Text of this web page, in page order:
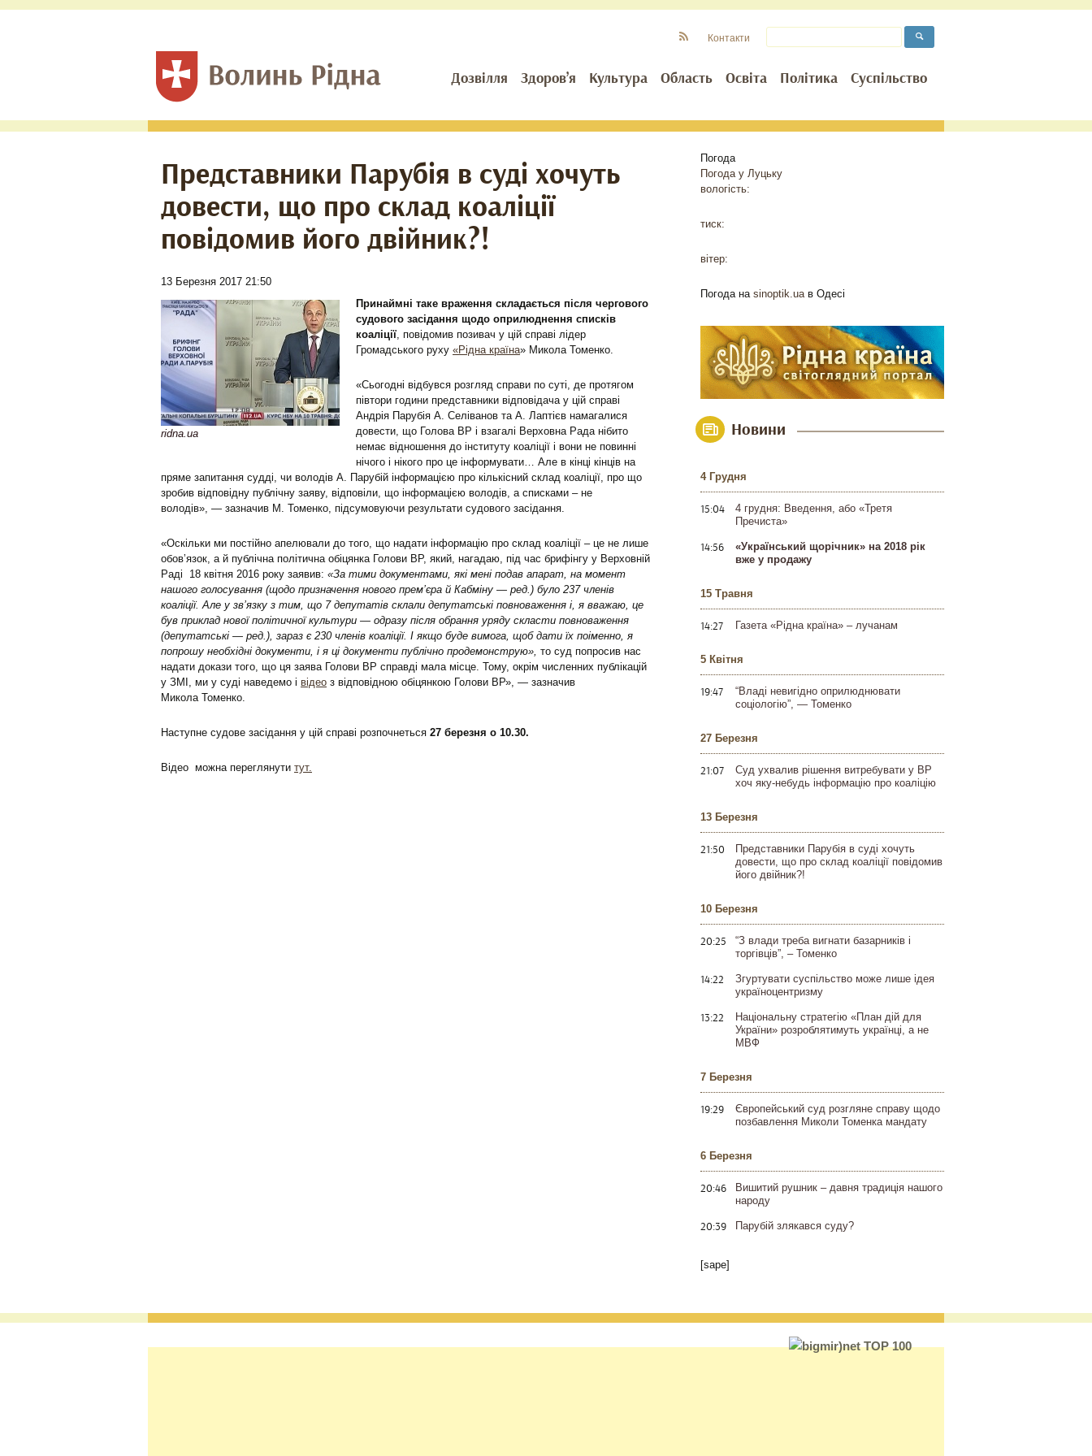
Дозвілля Здоров’я Культура Область Освіта Політика Суспільство
Контакти
Представники Парубія в суді хочуть
довести, що про склад коаліції
повідомив його двійник?!
13 Березня 2017 21:50
ridna.ua
Принаймні таке враження складається після чергового
судового засідання щодо оприлюднення списків
коаліції, повідомив позивач у цій справі лідер
Громадського руху «Рідна країна» Микола Томенко.
«Сьогодні відбувся розгляд справи по суті, де протягом
півтори години представники відповідача у цій справі
Андрія Парубія А. Селіванов та А. Лаптієв намагалися
довести, що Голова ВР і взагалі Верховна Рада нібито
немає відношення до інституту коаліції і вони не повинні
нічого і нікого про це інформувати… Але в кінці кінців на
пряме запитання судді, чи володів А. Парубій інформацією про кількісний склад коаліції, про що
зробив відповідну публічну заяву, відповіли, що інформацією володів, а списками – не
володів», — зазначив М. Томенко, підсумовуючи результати судового засідання.
«Оскільки ми постійно апелювали до того, що надати інформацію про склад коаліції – це не лише
обовʼязок, а й публічна політична обіцянка Голови ВР, який, нагадаю, під час брифінгу у Верховній
Раді 18 квітня 2016 року заявив: «За тими документами, які мені подав апарат, на момент
нашого голосування (щодо призначення нового прем’єра й Кабміну — ред.) було 237 членів
коаліції. Але у зв’язку з тим, що 7 депутатів склали депутатські повноваження і, я вважаю, це
був приклад нової політичної культури — одразу після обрання уряду скласти повноваження
(депутатські — ред.), зараз є 230 членів коаліції. І якщо буде вимога, щоб дати їх поіменно, я
попрошу необхідні документи, і я ці документи публічно продемонструю», то суд попросив нас
надати докази того, що ця заява Голови ВР справді мала місце. Тому, окрім численних публікацій
у ЗМІ, ми у суді наведемо і відео з відповідною обіцянкою Голови ВР», — зазначив
Микола Томенко.
Наступне судове засідання у цій справі розпочнеться 27 березня о 10.30.
Відео можна переглянути тут.
Погода
Погода у Луцьку
вологість:
тиск:
вітер:
Погода на sinoptik.uaв Одесі
Новини
4 Грудня
15:04
4 грудня: Введення, або «Третя
Пречиста»
14:56
«Український щорічник» на 2018 рік
вже у продажу
15 Травня
14:27 Газета «Рідна країна» – лучанам
5 Квітня
19:47
“Владі невигідно оприлюднювати
соціологію”, — Томенко
27 Березня
21:07
Суд ухвалив рішення витребувати у ВР
хоч яку-небудь інформацію про коаліцію
13 Березня
21:50
Представники Парубія в суді хочуть
довести, що про склад коаліції повідомив
його двійник?!
10 Березня
20:25
“З влади треба вигнати базарників і
торгівців”, – Томенко
14:22
Згуртувати суспільство може лише ідея
україноцентризму
13:22
Національну стратегію «План дій для
України» розроблятимуть українці, а не
МВФ
7 Березня
19:29
Європейський суд розгляне справу щодо
позбавлення Миколи Томенка мандату
6 Березня
20:46
Вишитий рушник – давня традиція нашого
народу
20:39 Парубій злякався суду?
[sape]